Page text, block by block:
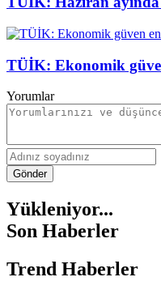
TÜİK: Ekonomik
Yorumlar
Gönder
Yükleniyor...
Son Haberler
Trend Haberler